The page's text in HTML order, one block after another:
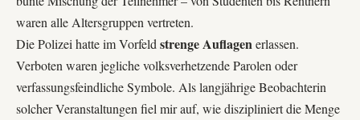
waren alle Altersgruppen vertreten.
Die Polizei hatte im Vorfeld strenge Auflagenerlassen.
Verboten waren jegliche volksverhetzende Parolen oder
verfassungsfeindliche Symbole. Als langjährige Beobachterin
solcher Veranstaltungen fiel mir auf, wie diszipliniert die Menge